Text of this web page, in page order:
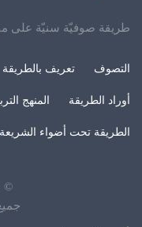
طريقة صوفيّة سنيّة على
التصوف تعريف بالطريقة
أوراد الطريقة المنهج
الطريقة تحت أضواء الشريعة
©